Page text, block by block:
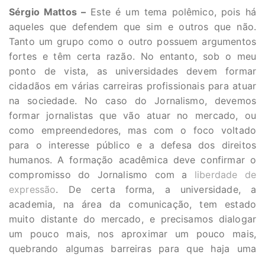
Sérgio Mattos – Este é um tema polêmico, pois há
aqueles que defendem que sim e outros que não.
Tanto um grupo como o outro possuem argumentos
fortes e têm certa razão. No entanto, sob o meu
ponto de vista, as universidades devem formar
cidadãos em várias carreiras profissionais para atuar
na sociedade. No caso do Jornalismo, devemos
formar jornalistas que vão atuar no mercado, ou
como empreendedores, mas com o foco voltado
para o interesse público e a defesa dos direitos
humanos. A formação acadêmica deve confirmar o
compromisso do Jornalismo com a liberdade de
expressão. De certa forma, a universidade, a
academia, na área da comunicação, tem estado
muito distante do mercado, e precisamos dialogar
um pouco mais, nos aproximar um pouco mais,
quebrando algumas barreiras para que haja uma